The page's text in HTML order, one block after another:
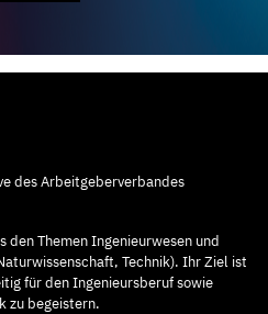
des Arbeitgeberverbandes
Themen Ingenieurwesen und
Technik). Ihr Ziel ist
für den Ingenieursberuf sowie
zu begeistern.